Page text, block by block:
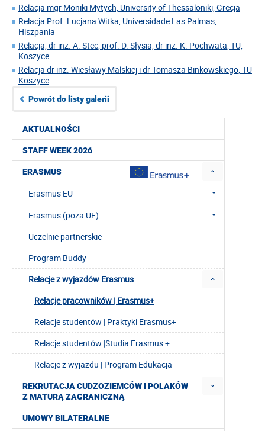
AKTUALNOŚCI
STAFF WEEK 2026
ERASMUS
Erasmus EU
Erasmus (poza UE)
Uczelnie partnerskie
Program Buddy
Relacje z wyjazdów Erasmus
Relacje pracowników | Erasmus+
Relacje studentów | Praktyki Erasmus+
Relacje studentów |Studia Erasmus +
Relacje z wyjazdu | Program Edukacja
REKRUTACJA CUDZOZIEMCÓW I POLAKÓW
Z MATURĄ ZAGRANICZNĄ
UMOWY BILATERALNE
Relacja mgr Moniki Mytych, University of Thessaloniki, Grecja
Relacja Prof. Lucjana Witka, Universidade Las Palmas,
Hiszpania
Relacja, dr inż. A. Stec, prof. D. Słysia, dr inz. K. Pochwata, TU,
Koszyce
Relacja dr inż. Wiesławy Malskiej i dr Tomasza Binkowskiego, TU
Koszyce
Powrót do listy galerii